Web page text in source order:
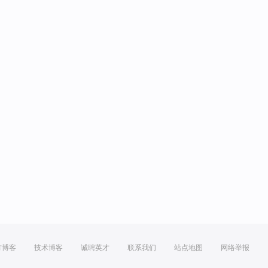
博客 技术博客 诚聘英才 联系我们 站点地图 网络举报